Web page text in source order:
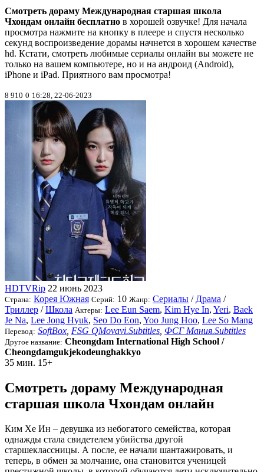
Смотреть дораму Международная старшая школа
Чхондам онлайн бесплатно в хорошей озвучке! Для начала
просмотра нажмите на кнопку в плеере и спустя несколько
секунд воспроизведение дорамы начнется в хорошем качестве
hd. Кстати, смотреть любимые сериалы онлайн вы можете не
только на вашем компьютере, но и на андроид (Android),
iPhone и iPad. Приятного вам просмотра!
8 910 0 16:28, 22-06-2023
HDTVRip 22 июнь 2023
Страна: Корея Южная Серий: 10 Жанр: Сериалы / Драма /
Триллер /Школа Актеры: Lee Eun Saem, Kim Hye In, Yeri, Baek
Je Na, Lee Jong Hyuk, Seo Do Eon, Yoo Jung Hoo, Lee So Mang
Перевод: SoftBox FSG QMovavi.Subtitles ФСГ Мания.Subtitles
Другое название: Cheongdam International High School /
Cheongdamgukjekodeunghakkyo
35 мин. 15+
Смотреть дораму Международная
старшая школа Чхондам онлайн
Ким Хе Ин – девушка из небогатого семейства, которая
однажды стала свидетелем убийства другой
старшеклассницы. А после, ее начали шантажировать, и
теперь, в обмен за молчание, она становится ученицей